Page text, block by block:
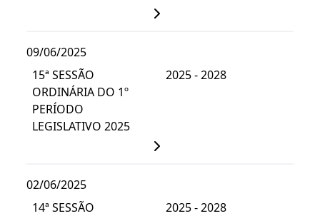
09/06/2025
15ª SESSÃO
ORDINÁRIA DO 1º
PERÍODO
LEGISLATIVO 2025
2025 - 2028
02/06/2025
14ª SESSÃO
2025 - 2028